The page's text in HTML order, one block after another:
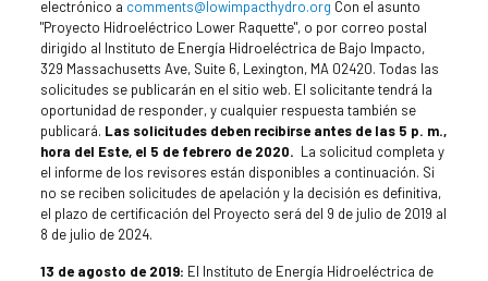
electrónico a comments@lowimpacthydro.org Con el asunto
"Proyecto Hidroeléctrico Lower Raquette", o por correo postal
dirigido al Instituto de Energía Hidroeléctrica de Bajo Impacto,
329 Massachusetts Ave, Suite 6, Lexington, MA 02420. Todas las
solicitudes se publicarán en el sitio web. El solicitante tendrá la
oportunidad de responder, y cualquier respuesta también se
publicará. Las solicitudes deben recibirse antes de las 5 p. m.,
hora del Este, el 5 de febrero de 2020. La solicitud completa y
el informe de los revisores están disponibles a continuación. Si
no se reciben solicitudes de apelación y la decisión es definitiva,
el plazo de certificación del Proyecto será del 9 de julio de 2019 al
8 de julio de 2024.
13 de agosto de 2019: El Instituto de Energía Hidroeléctrica de